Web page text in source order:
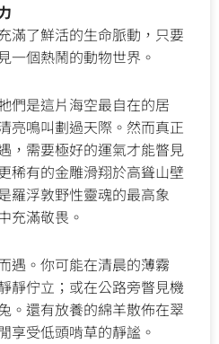
滿了鮮活的生命脈動，只要
一個熱鬧的動物世界。
們是這片海空最自在的居
亮鳴叫劃過天際。然而真正
，需要極好的運氣才能瞥見
稀有的金雕滑翔於高聳山壁
羅浮敦野性靈魂的最高象
充滿敬畏。
遇。你可能在清晨的薄霧
靜佇立；或在公路旁瞥見機
。還有放養的綿羊散佈在翠
享受低頭啃草的靜謐。